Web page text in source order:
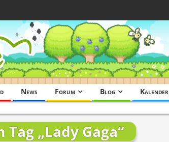
News Forum Blog Kalender
„Lady Gaga“